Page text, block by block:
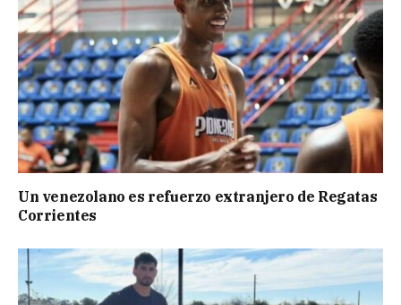
Un venezolano es refuerzo extranjero de Regatas
Corrientes